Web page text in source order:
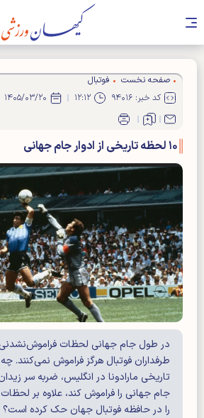
صفحه نخست
فوتبال
کد خبر: ۹۴۰۱۶
۱۲:۱۲ ۱۴۰۵/۰۳/۲۰
۱۰ لحظه تاریخی از ادوار جام جهانی
در طول جام جهانی لحظات
طرفداران فوتبال هرگز فراموش نمی‌کنند.
تاریخی مارادونا در انگلیس، ضربه سر
جام جهانی را فراموش کند، علاوه بر
را در حافظه فوتبال جهان حک کرده است؟